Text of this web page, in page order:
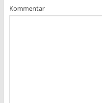
Kommentar